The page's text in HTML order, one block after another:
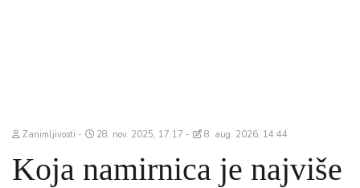
Zanimljivosti 28. nov. 2025, 17:17 8. aug. 2026, 14:44
Koja namirnica je najviše